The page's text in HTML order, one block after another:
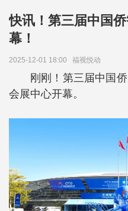
快讯！第三届中国
幕！
2025-12-01 18:00 福视悦动
刚刚！第三届中国
会展中心开幕。